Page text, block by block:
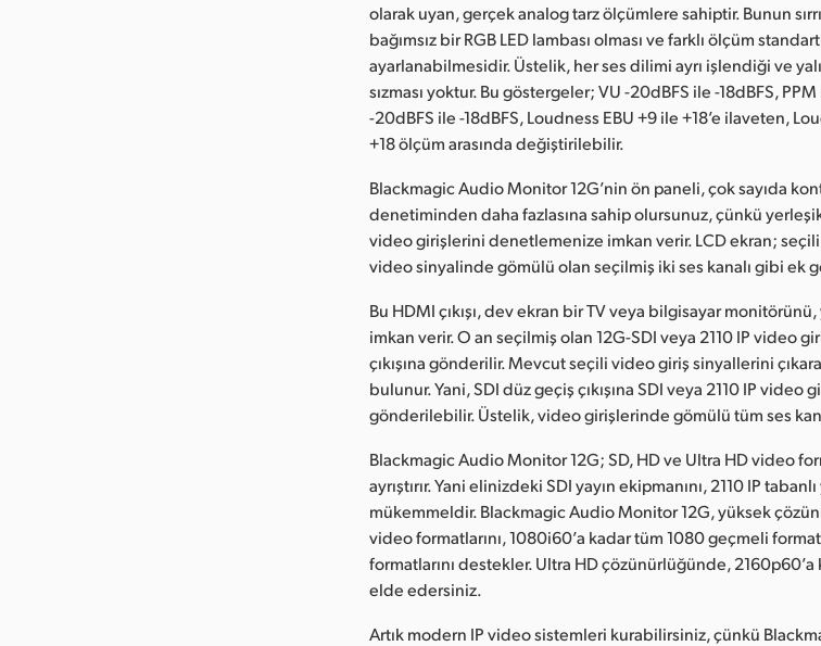
olarak uyan, gerçek analog tarz ölçümlere sahiptir. Bunun
bağımsız bir RGB LED lambası olması ve farklı ölçüm
ayarlanabilmesidir. Üstelik, her ses dilimi ayrı işlendiği ve
sızması yoktur. Bu göstergeler; VU -20dBFS ile -18dBFS,
-20dBFS ile -18dBFS, Loudness EBU +9 ile +18’e ilaveten,
+18 ölçüm arasında değiştirilebilir.
Blackmagic Audio Monitor 12G’nin ön paneli, çok sayıda
denetiminden daha fazlasına sahip olursunuz, çünkü
video girişlerini denetlemenize imkan verir. LCD ekran;
video sinyalinde gömülü olan seçilmiş iki ses kanalı gibi ek
Bu HDMI çıkışı, dev ekran bir TV veya bilgisayar
imkan verir. O an seçilmiş olan 12G-SDI veya 2110 IP video
çıkışına gönderilir. Mevcut seçili video giriş sinyallerini
bulunur. Yani, SDI düz geçiş çıkışına SDI veya 2110 IP
gönderilebilir. Üstelik, video girişlerinde gömülü tüm ses
Blackmagic Audio Monitor 12G; SD, HD ve Ultra HD video
ayrıştırır. Yani elinizdeki SDI yayın ekipmanını, 2110 IP
mükemmeldir. Blackmagic Audio Monitor 12G, yüksek
video formatlarını, 1080i60’a kadar tüm 1080 geçmeli
formatlarını destekler. Ultra HD çözünürlüğünde, 2160p60’a
elde edersiniz.
Artık modern IP video sistemleri kurabilirsiniz, çünkü